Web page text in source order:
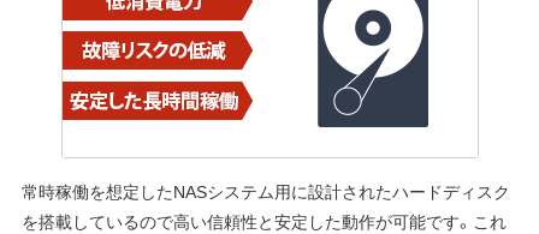
常時稼働を想定したNASシステム用に設計されたハードディスク
を搭載しているので高い信頼性と安定した動作が可能です。これ